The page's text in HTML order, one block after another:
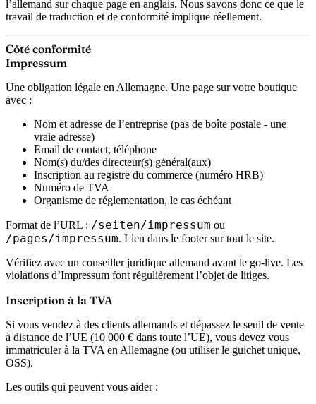
l’allemand sur chaque page en anglais. Nous savons donc ce que le
travail de traduction et de conformité implique réellement.
Côté conformité
Impressum
Une obligation légale en Allemagne. Une page sur votre boutique
avec :
Nom et adresse de l’entreprise (pas de boîte postale - une
vraie adresse)
Email de contact, téléphone
Nom(s) du/des directeur(s) général(aux)
Inscription au registre du commerce (numéro HRB)
Numéro de TVA
Organisme de réglementation, le cas échéant
Format de l’URL : /seiten/impressum ou
/pages/impressum. Lien dans le footer sur tout le site.
Vérifiez avec un conseiller juridique allemand avant le go-live. Les
violations d’Impressum font régulièrement l’objet de litiges.
Inscription à la TVA
Si vous vendez à des clients allemands et dépassez le seuil de vente
à distance de l’UE (10 000 € dans toute l’UE), vous devez vous
immatriculer à la TVA en Allemagne (ou utiliser le guichet unique,
OSS).
Les outils qui peuvent vous aider :